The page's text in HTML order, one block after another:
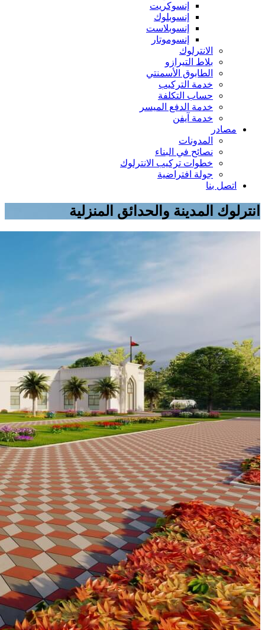
إنسوكريت
إنسوبلوك
إنسوبلاست
إنسوموتار
الانترلوك
بلاط التيرازو
الطابوق الأسمنتي
خدمة التركيب
حساب التكلفة
خدمة الدفع الميسر
خدمة آيفن
مصادر
المدونات
نصائح في البناء
خطوات تركيب الانترلوك
جولة افتراضية
اتصل بنا
انترلوك المدينة والحدائق المنزلية